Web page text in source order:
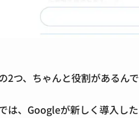
2つ、ちゃんと役割があるんで
は、 Googleが新しく導入し